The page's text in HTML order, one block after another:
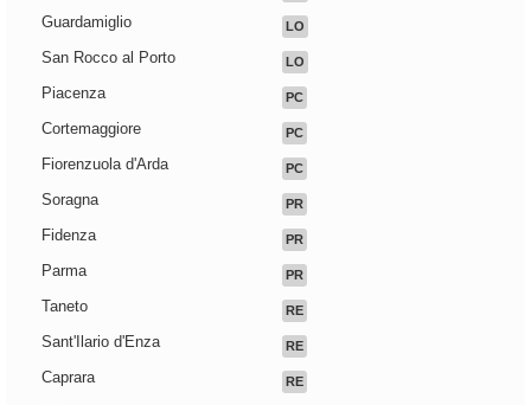
Guardamiglio LO
San Rocco al Porto LO
Piacenza PC
Cortemaggiore PC
Fiorenzuola d'Arda PC
Soragna PR
Fidenza PR
Parma PR
Taneto RE
Sant'Ilario d'Enza RE
Caprara RE